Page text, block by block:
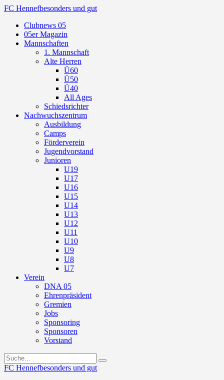
FC Hennefbesonders und gut
Clubnews 05
05er Magazin
Mannschaften
1. Mannschaft
Alte Herren
Ü60
Ü50
Ü40
All Ages
Schiedsrichter
Nachwuchszentrum
Ausbildung
Camps
Förderverein
Jugendvorstand
Junioren
U19
U17
U16
U15
U14
U13
U12
U11
U10
U9
U8
U7
Verein
DNA 05
Ehrenpräsident
Gremien
Jobs
Sponsoring
Sponsoren
Vorstand
FC Hennefbesonders und gut